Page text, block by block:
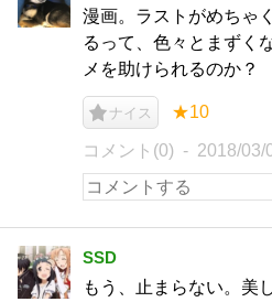
漫画。ラストがめちゃ
るって、色々とまずく
メを助けられるのか？
ナイス ★10
コメント(0) 2018/03/
SSD
もう、止まらない。美